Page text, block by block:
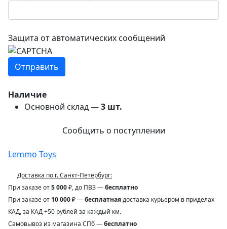
Защита от автоматических сообщений
Наличие
Основной склад —3 шт.
Сообщить о поступлении
Lemmo Toys
Доставка по г. Санкт-Петербург:
При заказе от5 000₽, до ПВЗ —бесплатно
При заказе от 10 000₽ —бесплатнаядоставка курьером в приделах
КАД, за КАД +50 рублей за каждый км.
Самовывоз из магазина СПб —бесплатно